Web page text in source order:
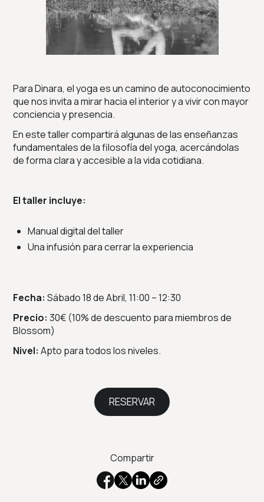
Para Dinara, el yoga es un camino de autoconocimiento
que nos invita a mirar hacia el interior y a vivir con mayor
conciencia y presencia.
En este taller compartirá algunas de las enseñanzas
fundamentales de la filosofía del yoga, acercándolas
de forma clara y accesible a la vida cotidiana.
El taller incluye:
Manual digital del taller
Una infusión para cerrar la experiencia
Fecha: Sábado 18 de Abril, 11:00 – 12:30
Precio: 30€ (10% de descuento para miembros de
Blossom)
Nivel: Apto para todos los niveles.
RESERVAR
Compartir